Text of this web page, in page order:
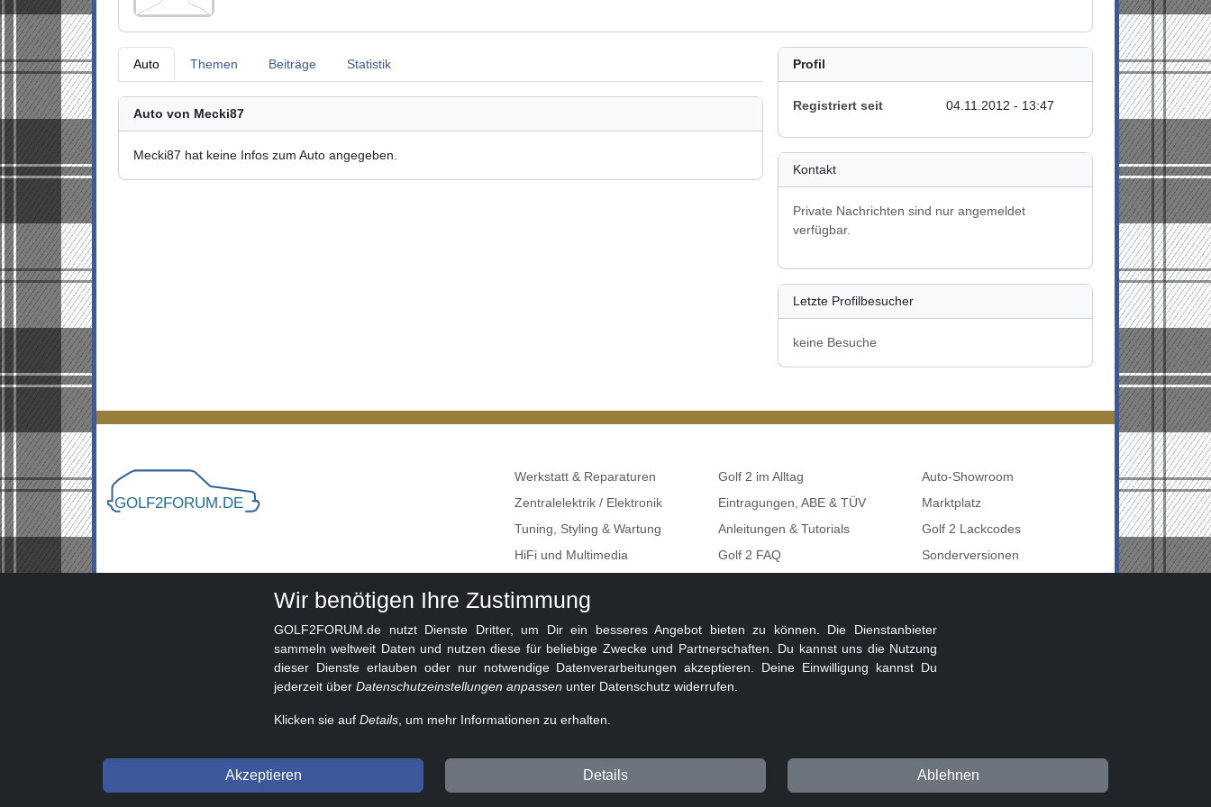
Auto Themen Beiträge Statistik
Auto von Mecki87
Mecki87 hat keine Infos zum Auto angegeben.
Profil
Registriert seit 04.11.2012 - 13:47
Kontakt
Private Nachrichten sind nur angemeldet
verfügbar.
Letzte Profilbesucher
keine Besuche
Werkstatt & Reparaturen
Zentralelektrik / Elektronik
Tuning, Styling & Wartung
HiFi und Multimedia
Golf 2 im Alltag
Eintragungen, ABE & TÜV
Anleitungen & Tutorials
Golf 2 FAQ
Auto-Showroom
Marktplatz
Golf 2 Lackcodes
Sonderversionen
© 2026 GOLF2FORUM - Volkswagen Golf II Forum seit 2010 ❤️ Beitragsregeln Datenschutz Impressum
Wir benötigen Ihre Zustimmung
GOLF2FORUM.de nutzt Dienste Dritter, um Dir ein besseres Angebot bieten zu können. Die Dienstanbieter
sammeln weltweit Daten und nutzen diese für beliebige Zwecke und Partnerschaften. Du kannst uns die Nutzung
dieser Dienste erlauben oder nur notwendige Datenverarbeitungen akzeptieren. Deine Einwilligung kannst Du
jederzeit über Datenschutzeinstellungen anpassen unter Datenschutz widerrufen.
Klicken sie auf Details , um mehr Informationen zu erhalten.
Akzeptieren Details Ablehnen